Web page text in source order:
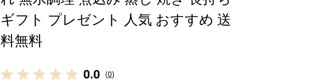
ギフト プレゼント 人気 おすすめ 送
料無料
0.0 (0)